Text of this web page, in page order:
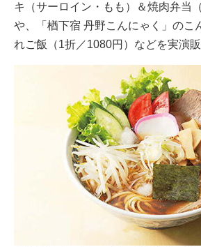
キ（サーロイン・もも）＆焼肉弁当
や、「楢下宿 丹野こんにゃく」のこ
れご飯（1折／1080円）などを実演販